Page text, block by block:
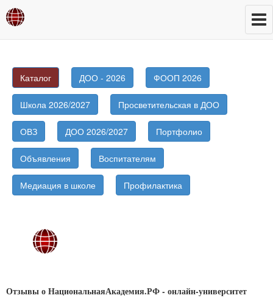
Каталог ДОО - 2026 ФООП 2026
Школа 2026/2027 Просветительская в ДОО
ОВЗ ДОО 2026/2027 Портфолио
Объявления Воспитателям
Медиация в школе Профилактика
Отзывы о НациональнаяАкадемия.РФ - онлайн-университет